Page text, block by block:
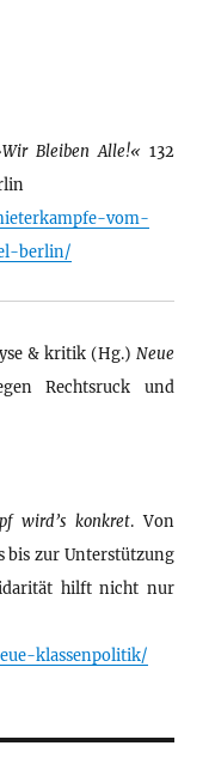
Bleiben Alle!« 132
vom-
berlin/
& kritik (Hg.) Neue
Rechtsruck und
wird’s konkret. Von
bis zur Unterstützung
hilft nicht nur
klassenpolitik/